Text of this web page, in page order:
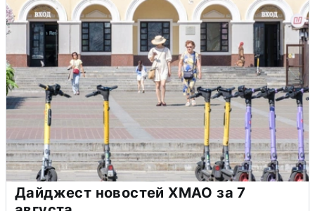
Дайджест новостей ХМАО за 7